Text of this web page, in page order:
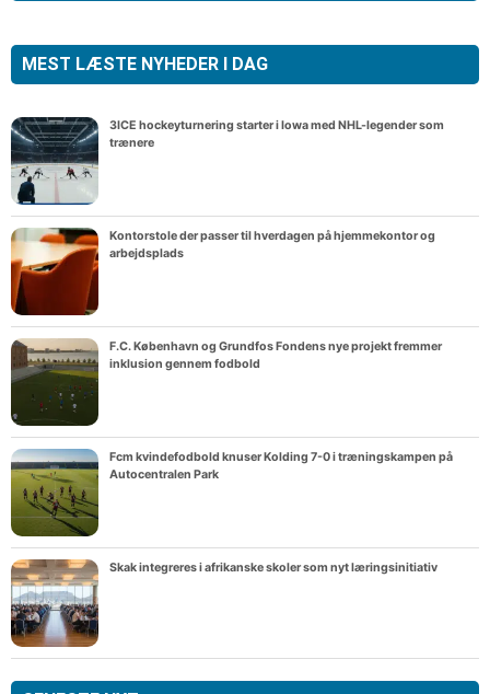
MEST LÆSTE NYHEDER I DAG
3ICE hockeyturnering starter i Iowa med NHL-legender som
trænere
Kontorstole der passer til hverdagen på hjemmekontor og
arbejdsplads
F.C. København og Grundfos Fondens nye projekt fremmer
inklusion gennem fodbold
Fcm kvindefodbold knuser Kolding 7-0 i træningskampen på
Autocentralen Park
Skak integreres i afrikanske skoler som nyt læringsinitiativ